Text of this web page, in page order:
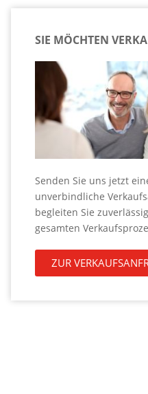
SIE MÖCHTEN
Senden Sie uns jetzt
unverbindliche
begleiten Sie
gesamten
ZUR